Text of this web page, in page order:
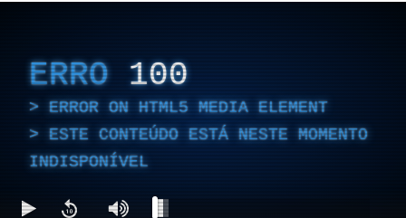
ERRO 100
ERROR ON HTML5 MEDIA ELEMENT
ESTE CONTEÚDO ESTÁ NESTE MOMENTO
INDISPONÍVEL